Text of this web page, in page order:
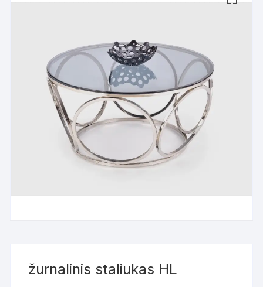
žurnalinis staliukas HL